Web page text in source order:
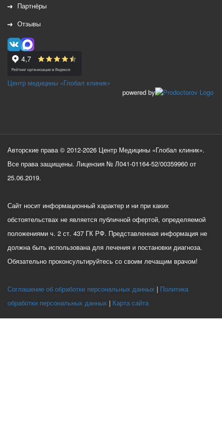
Партнёры
Отзывы
Центр медицины «Глобал клиник»
powered by
Авторские права © 2012-2026 Центр Медицины «Глобал клиник».
Все права защищены. Лицензия № Л041-01164-52/00359960 от
25.06.2019.
Сайт носит информационный характер и ни при каких
обстоятельствах не является публичной офертой, определяемой
положениями ч. 2 ст. 437 ГК РФ. Представленная информация не
должна быть использована для лечения и постановки диагноза.
Обязательно проконсультируйтесь со своим лечащим врачом!
Соглашение об обработке персональных данных
Политика
обработки персональных данных
Карта сайта